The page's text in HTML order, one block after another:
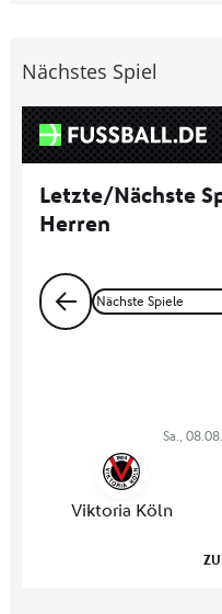
Nächstes Spiel